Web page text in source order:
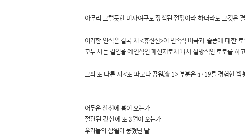
아무리 그럴듯한 미사여구로 장식된 전쟁이라 하더라도 그것은
이러한 인식은 결국 시 <휴전선>이 민족적 비극과 슬픔에 대한
모두 사는 길임을 예언적인 메신저로서 나서 절망적인 토로를
그의 또 다른 시 <또 파고다 공원論 1> 부분은 4·19를 경험한
어두운 산천에 봄이 오는가
절단된 강산에 또 3월이 오는가
우리들의 삼월이 뭉쳤던 날